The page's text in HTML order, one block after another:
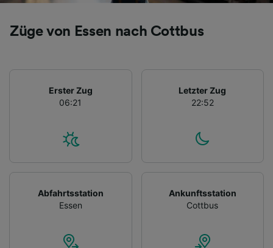
Züge von Essen nach Cottbus
Erster Zug
06:21
Letzter Zug
22:52
Abfahrtsstation
Essen
Ankunftsstation
Cottbus